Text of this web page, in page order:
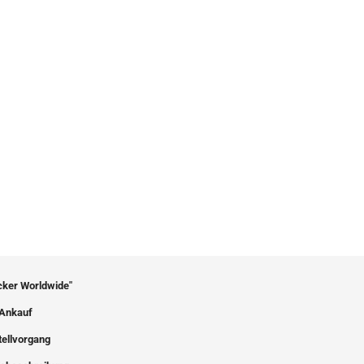
Worldwide"